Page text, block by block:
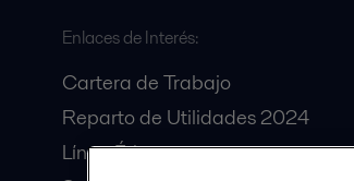
Enlaces de Interés:
Cartera de Trabajo
Reparto de Utilidades 2024
Línea Ética